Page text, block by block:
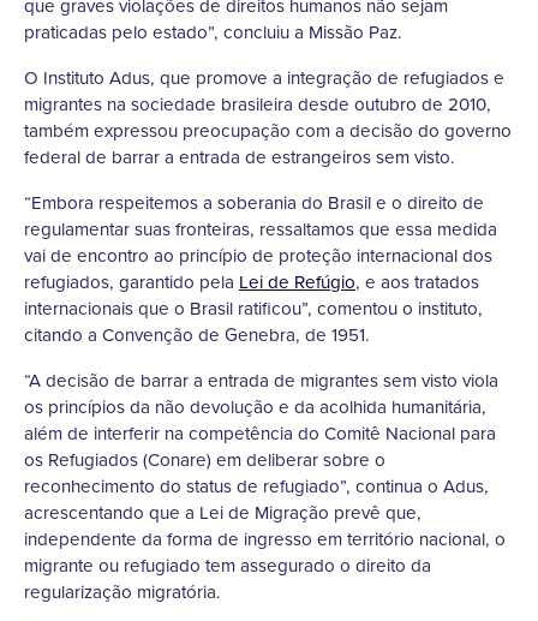
que graves violações de direitos humanos não sejam
praticadas pelo estado”, concluiu a Missão Paz.
O Instituto Adus, que promove a integração de refugiados e
migrantes na sociedade brasileira desde outubro de 2010,
também expressou preocupação com a decisão do governo
federal de barrar a entrada de estrangeiros sem visto.
“Embora respeitemos a soberania do Brasil e o direito de
regulamentar suas fronteiras, ressaltamos que essa medida
vai de encontro ao princípio de proteção internacional dos
refugiados, garantido pela Lei de Refúgio, e aos tratados
internacionais que o Brasil ratificou”, comentou o instituto,
citando a Convenção de Genebra, de 1951.
“A decisão de barrar a entrada de migrantes sem visto viola
os princípios da não devolução e da acolhida humanitária,
além de interferir na competência do Comitê Nacional para
os Refugiados (Conare) em deliberar sobre o
reconhecimento do status de refugiado”, continua o Adus,
acrescentando que a Lei de Migração prevê que,
independente da forma de ingresso em território nacional, o
migrante ou refugiado tem assegurado o direito da
regularização migratória.